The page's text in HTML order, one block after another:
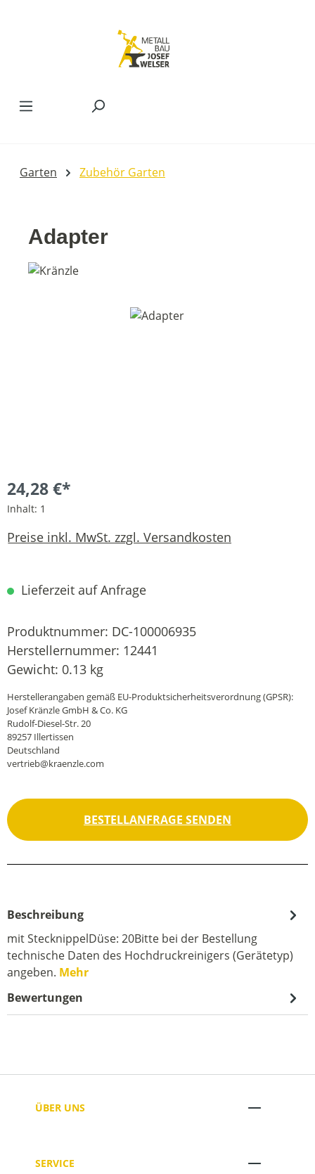
Garten Zubehör Garten
Adapter
Bildergalerie überspringen
24,28 €*
Inhalt: 1
Preise inkl. MwSt. zzgl. Versandkosten
Lieferzeit auf Anfrage
Produktnummer: DC-100006935
Herstellernummer: 12441
Gewicht: 0.13 kg
Herstellerangaben gemäß EU-Produktsicherheitsverordnung (GPSR):
Josef Kränzle GmbH & Co. KG
Rudolf-Diesel-Str. 20
89257 Illertissen
Deutschland
vertrieb@kraenzle.com
BESTELLANFRAGE SENDEN
Beschreibung
mit StecknippelDüse: 20Bitte bei der Bestellung
technische Daten des Hochdruckreinigers (Gerätetyp)
angeben. Mehr
Bewertungen
ÜBER UNS
SERVICE